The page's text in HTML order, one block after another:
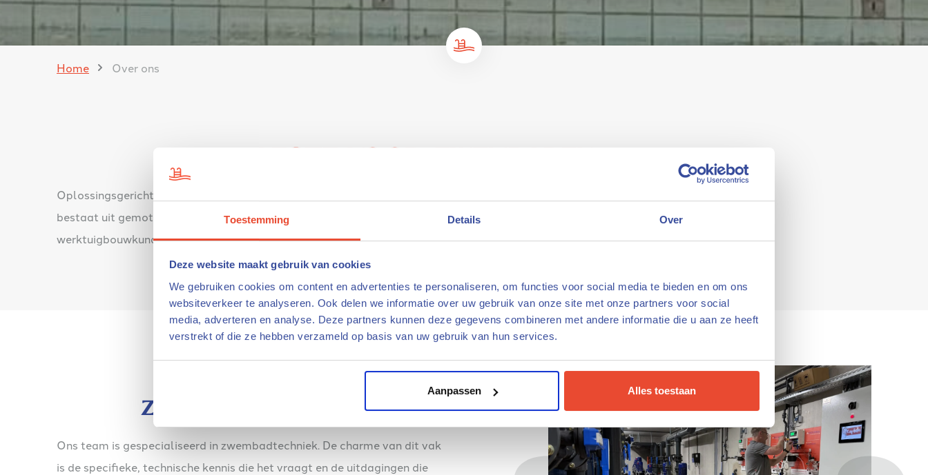
Toestemming Details Over
Deze website maakt gebruik van cookies
We gebruiken cookies om content en advertenties te personaliseren, om functies voor social media te bieden en om ons
websiteverkeer te analyseren. Ook delen we informatie over uw gebruik van onze site met onze partners voor social
media, adverteren en analyse. Deze partners kunnen deze gegevens combineren met andere informatie die u aan ze heeft
verstrekt of die ze hebben verzameld op basis van uw gebruik van hun services.
Aanpassen Alles toestaan
Home Over ons
Oplossingsgericht, gedreven en snel handelen; dat is de kracht van Waterrijk Zwembadtechniek. Het team van Waterrijk
bestaat uit gemotiveerde monteurs met jarenlange ervaring in de zwembadtechniek. Met w-monteurs, e-monteurs,
werktuigbouwkundigen en bouwkundigen, hebben we alle expertise in huis om zwembaden te bouwen en onderhouden.
zwembadtechniek
Ons team is gespecialiseerd in zwembadtechniek. De charme van dit vak
is de specifieke, technische kennis die het vraagt en de uitdagingen die